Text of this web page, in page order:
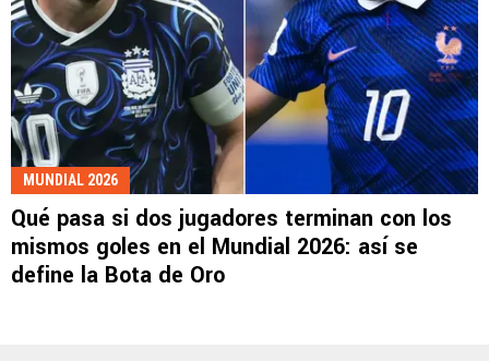
MUNDIAL 2026
Qué pasa si dos jugadores terminan con los
mismos goles en el Mundial 2026: así se
define la Bota de Oro